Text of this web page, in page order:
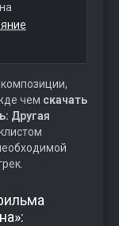
чем скачать
Другая